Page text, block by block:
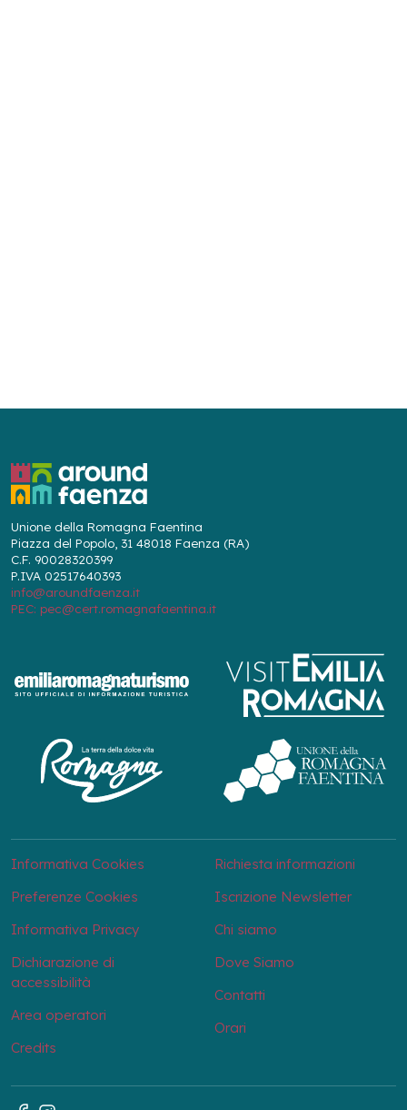
Unione della Romagna Faentina
Piazza del Popolo, 31 48018 Faenza (RA)
C.F. 90028320399
P.IVA 02517640393
info@aroundfaenza.it
PEC: pec@cert.romagnafaentina.it
Informativa Cookies
Preferenze Cookies
Informativa Privacy
Dichiarazione di
accessibilità
Area operatori
Credits
Richiesta informazioni
Iscrizione Newsletter
Chi siamo
Dove Siamo
Contatti
Orari